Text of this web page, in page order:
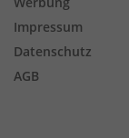
Impressum
Datenschutz
AGB